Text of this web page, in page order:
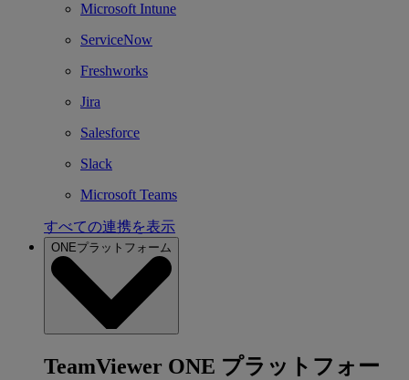
Microsoft Intune
ServiceNow
Freshworks
Jira
Salesforce
Slack
Microsoft Teams
すべての連携を表示
ONEプラットフォーム
TeamViewer ONE プラットフォー